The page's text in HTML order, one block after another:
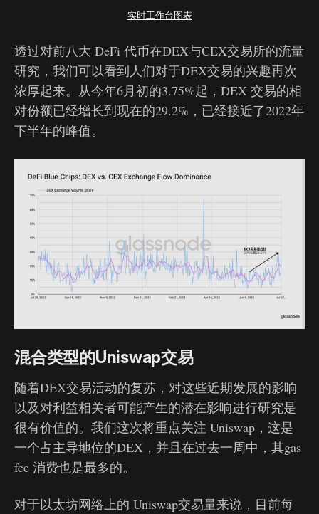
实时工作台图表
透过对前八大 DeFi 代币在DEX与CEX交易所的流量
研究，我们可以看到人们对于DEX交易的兴趣再次
浓厚起来。从今年6月初的3.75%起，DEX 交易的相
对份额已经增长到现在的29.2%，已经接近了2022年
下半年的峰值。
混合类型的Uniswap交易
随着DEX交易活动的复苏，对这些近期发展的影响
以及对利益相关者可能产生的潜在影响进行研究是
很有价值的。我们这次将重点关注 Uniswap，这是
一个占主导地位的DEX，并且在过去一周中，其gas
fee 消费也是最多的。
对于以太坊网络上的 Uniswap交易量来说，目前每